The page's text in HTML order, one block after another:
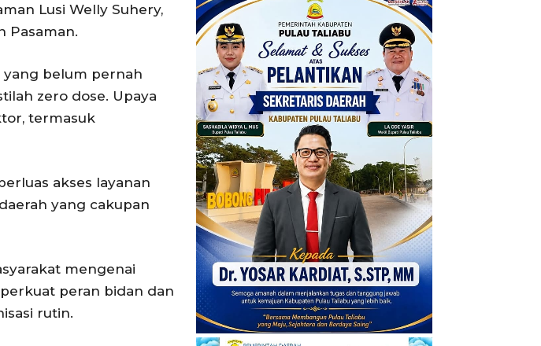
Lusi Welly Suhery,
Pasaman.
belum pernah
zero dose. Upaya
termasuk
akses layanan
yang cakupan
mengenai
peran bidan dan
rutin.